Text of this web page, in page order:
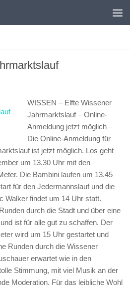
WISSEN – Elfte Wissener
Jahrmarktslauf – Online-
Anmeldung jetzt möglich –
Die Online-Anmeldung für
ist jetzt möglich. Los geht
um 13.30 Uhr mit den
Die Bambini laufen um 13.45
für den Jedermannslauf und die
Walker findet um 14 Uhr statt.
durch die Stadt und über eine
ist für alle gut zu schaffen. Der
wird um 15 Uhr gestartet und
Runden durch die Wissener
erwartet wie in den
Stimmung, mit viel Musik an der
Moderation. Für das leibliche Wohl